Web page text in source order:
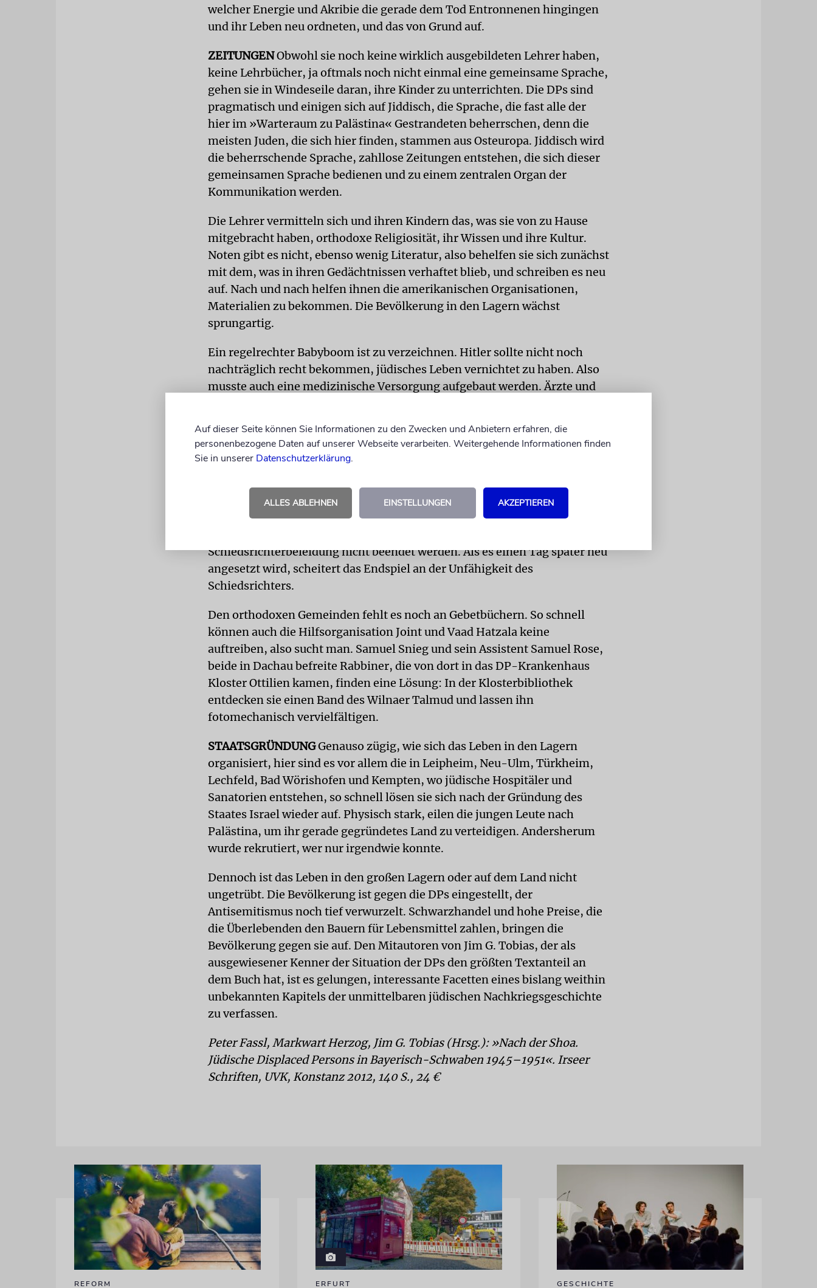
welcher Energie und Akribie die gerade dem Tod Entronnenen hingingen
und ihr Leben neu ordneten, und das von Grund auf.
ZEITUNGENObwohl sie noch keine wirklich ausgebildeten Lehrer haben,
keine Lehrbücher, ja oftmals noch nicht einmal eine gemeinsame Sprache,
gehen sie in Windeseile daran, ihre Kinder zu unterrichten. Die DPs sind
pragmatisch und einigen sich auf Jiddisch, die Sprache, die fast alle der
hier im »Warteraum zu Palästina« Gestrandeten beherrschen, denn die
meisten Juden, die sich hier finden, stammen aus Osteuropa. Jiddisch wird
die beherrschende Sprache, zahllose Zeitungen entstehen, die sich dieser
gemeinsamen Sprache bedienen und zu einem zentralen Organ der
Kommunikation werden.
Die Lehrer vermitteln sich und ihren Kindern das, was sie von zu Hause
mitgebracht haben, orthodoxe Religiosität, ihr Wissen und ihre Kultur.
Noten gibt es nicht, ebenso wenig Literatur, also behelfen sie sich zunächst
mit dem, was in ihren Gedächtnissen verhaftet blieb, und schreiben es neu
auf. Nach und nach helfen ihnen die amerikanischen Organisationen,
Materialien zu bekommen. Die Bevölkerung in den Lagern wächst
sprungartig.
Ein regelrechter Babyboom ist zu verzeichnen. Hitler sollte nicht noch
nachträglich recht bekommen, jüdisches Leben vernichtet zu haben. Also
musste auch eine medizinische Versorgung aufgebaut werden. Ärzte und
SEHNSUCHT PALÄSTINADa die Menschen in diesen Warteräumen auf ein
Leben in Palästina vorbereitet werden sollen, gehören Landwirtschaft und
Beliebtester Sport ist Fußball. Es entstehen DP-Ligen, in denen es
ernsthaft zur Sache geht. Ein nettes Detail: Das Finale eines wichtigen
Schiedsrichterbeleidung nicht beendet werden. Als es einen Tag später neu
angesetzt wird, scheitert das Endspiel an der Unfähigkeit des
Schiedsrichters.
Den orthodoxen Gemeinden fehlt es noch an Gebetbüchern. So schnell
können auch die Hilfsorganisation Joint und Vaad Hatzala keine
auftreiben, also sucht man. Samuel Snieg und sein Assistent Samuel Rose,
beide in Dachau befreite Rabbiner, die von dort in das DP-Krankenhaus
Kloster Ottilien kamen, finden eine Lösung: In der Klosterbibliothek
entdecken sie einen Band des Wilnaer Talmud und lassen ihn
fotomechanisch vervielfältigen.
STAATSGRÜNDUNGGenauso zügig, wie sich das Leben in den Lagern
organisiert, hier sind es vor allem die in Leipheim, Neu-Ulm, Türkheim,
Lechfeld, Bad Wörishofen und Kempten, wo jüdische Hospitäler und
Sanatorien entstehen, so schnell lösen sie sich nach der Gründung des
Staates Israel wieder auf. Physisch stark, eilen die jungen Leute nach
Palästina, um ihr gerade gegründetes Land zu verteidigen. Andersherum
wurde rekrutiert, wer nur irgendwie konnte.
Dennoch ist das Leben in den großen Lagern oder auf dem Land nicht
ungetrübt. Die Bevölkerung ist gegen die DPs eingestellt, der
Antisemitismus noch tief verwurzelt. Schwarzhandel und hohe Preise, die
die Überlebenden den Bauern für Lebensmittel zahlen, bringen die
Bevölkerung gegen sie auf. Den Mitautoren von Jim G. Tobias, der als
ausgewiesener Kenner der Situation der DPs den größten Textanteil an
dem Buch hat, ist es gelungen, interessante Facetten eines bislang weithin
unbekannten Kapitels der unmittelbaren jüdischen Nachkriegsgeschichte
zu verfassen.
Peter Fassl, Markwart Herzog, Jim G. Tobias (Hrsg.): »Nach der Shoa.
Jüdische Displaced Persons in Bayerisch-Schwaben 1945–1951«. Irseer
Schriften, UVK, Konstanz 2012, 140 S., 24 €
REFORM ERFURT GESCHICHTE
Auf dieser Seite können Sie Informationen zu den Zwecken und Anbietern erfahren, die
personenbezogene Daten auf unserer Webseite verarbeiten. Weitergehende Informationen finden
Sie in unserer Datenschutzerklärung.
ALLES ABLEHNEN EINSTELLUNGEN AKZEPTIEREN